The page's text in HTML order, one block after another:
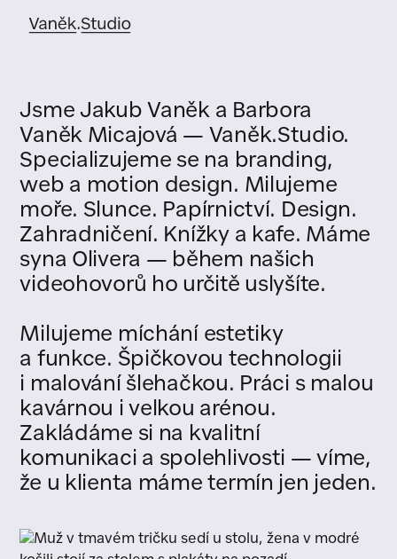
Jsme Jakub Vaněk a Barbora
Vaněk Micajová — Vaněk.Studio.
Specializujeme se na branding,
web a motion design. Milujeme
moře. Slunce. Papírnictví. Design.
Zahradničení. Knížky a kafe. Máme
syna Olivera — během našich
videohovorů ho určitě uslyšíte.
Milujeme míchání estetiky
a funkce. Špičkovou technologii
i malování šlehačkou. Práci s malou
kavárnou i velkou arénou.
Zakládáme si na kvalitní
komunikaci a spolehlivosti — víme,
že u klienta máme termín jen jeden.